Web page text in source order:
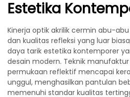
Estetika
Kinerja optik akrilik cermin abu-
dan kualitas refleksi yang luar
daya tarik estetika kontemporer
desain modern. Teknik
permukaan reflektif mencapai
unggul, menghasilkan pantulan
memenuhi standar kualitas